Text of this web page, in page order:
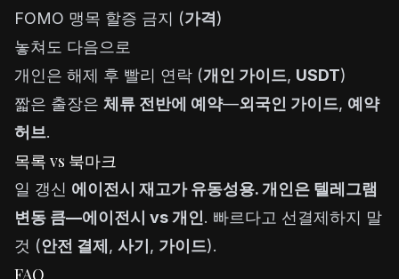
FOMO 맹목 할증 금지 (가격 )
놓쳐도 다음으로
개인은 해제 후 빨리 연락 (개인 가이드, USDT)
짧은 출장은 체류 전반에 예약—외국인 가이드, 예약
허브.
목록 vs 북마크
일 갱신 에이전시 재고가 유동성용. 개인은 텔레그램
변동 큼—에이전시 vs 개인. 빠르다고 선결제하지 말
것 (안전 결제 , 사기 , 가이드).
FAQ